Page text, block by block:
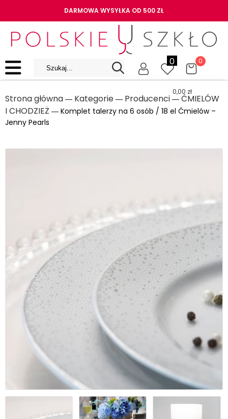
DARMOWA WYSYŁKA OD 500 ZŁ
0 0
0,00 zł
Strona główna ― Kategorie ― Producenci ― ĆMIELÓW
I CHODZIEŻ ― Komplet talerzy na 6 osób / 18 el Ćmielów –
Jenny Pearls